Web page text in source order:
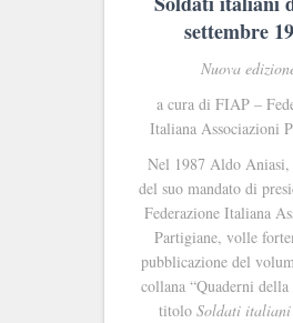
settembre
Nuova
a cura di FIAP –
Italiana Associazioni
Nel 1987 Aldo
del suo mandato di
Federazione Italiana
Partigiane, volle
pubblicazione del
collana “Quaderni
titolo Soldati